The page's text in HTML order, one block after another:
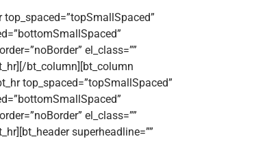
top_spaced=”topSmallSpaced”
el_class=””
bt_column][bt_column
top_spaced=”topSmallSpaced”
el_class=””
superheadline=””